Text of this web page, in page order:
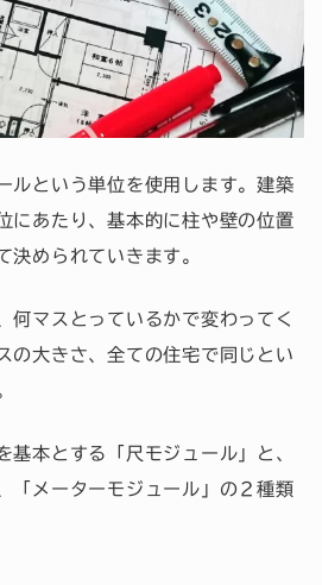
ルという単位を使用します。建築
にあたり、基本的に柱や壁の位置
決められていきます。
何マスとっているかで変わってく
の大きさ、全ての住宅で同じとい
基本とする「尺モジュール」と、
「メーターモジュール」の２種類